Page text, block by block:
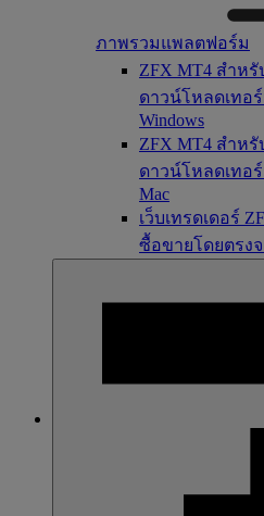
ภาพรวมแพลตฟอร์ม
ZFX MT4 สำหรั
ดาวน์โหลดเทอ
Windows
ZFX MT4 สำหรั
ดาวน์โหลดเทอ
Mac
เว็บเทรดเดอร์
ซื้อขายโดยตรง